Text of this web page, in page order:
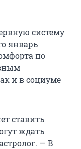
систему
январь
по
и в социуме
ставить
ждать
— В